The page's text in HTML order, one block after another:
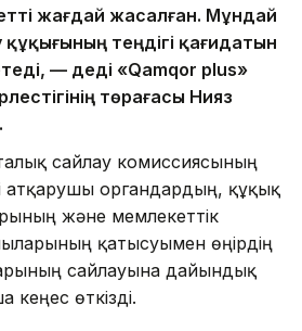
жағдай жасалған. Мұндай
құқығының теңдігі қағидатын
— деді «Qamqor plus»
төрағасы Нияз
сайлау комиссиясының
атқарушы органдардың, құқық
және мемлекеттік
қатысуымен өңірдің
сайлауына дайындық
кеңес өткізді.